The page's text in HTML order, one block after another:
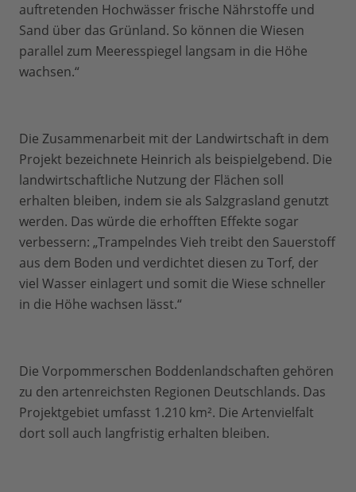
auftretenden Hochwässer frische Nährstoffe und
Sand über das Grünland. So können die Wiesen
parallel zum Meeresspiegel langsam in die Höhe
wachsen.“
Die Zusammenarbeit mit der Landwirtschaft in dem
Projekt bezeichnete Heinrich als beispielgebend. Die
landwirtschaftliche Nutzung der Flächen soll
erhalten bleiben, indem sie als Salzgrasland genutzt
werden. Das würde die erhofften Effekte sogar
verbessern: „Trampelndes Vieh treibt den Sauerstoff
aus dem Boden und verdichtet diesen zu Torf, der
viel Wasser einlagert und somit die Wiese schneller
in die Höhe wachsen lässt.“
Die Vorpommerschen Boddenlandschaften gehören
zu den artenreichsten Regionen Deutschlands. Das
Projektgebiet umfasst 1.210 km². Die Artenvielfalt
dort soll auch langfristig erhalten bleiben.